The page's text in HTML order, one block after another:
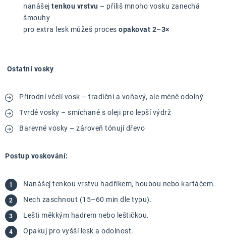
nanášej tenkou vrstvu – příliš mnoho vosku zanechá
šmouhy
pro extra lesk můžeš proces opakovat 2–3×
Ostatní vosky
Přírodní včelí vosk – tradiční a voňavý, ale méně odolný
Tvrdé vosky – smíchané s oleji pro lepší výdrž
Barevné vosky – zároveň tónují dřevo
Postup voskování:
Nanášej tenkou vrstvu hadříkem, houbou nebo kartáčem.
Nech zaschnout (15–60 min dle typu).
Lešti měkkým hadrem nebo leštičkou.
Opakuj pro vyšší lesk a odolnost.